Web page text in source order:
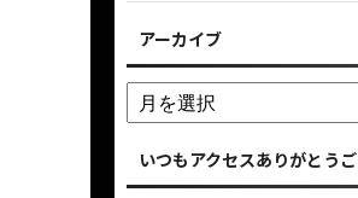
アーカイブ
いつもアクセスありがとう